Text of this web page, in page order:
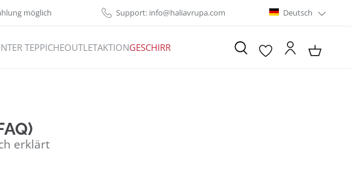
möglich Support: info@haliavrupa.com Deutsch
TEPPICHEOUTLETAKTIONGESCHIRR
erklärt